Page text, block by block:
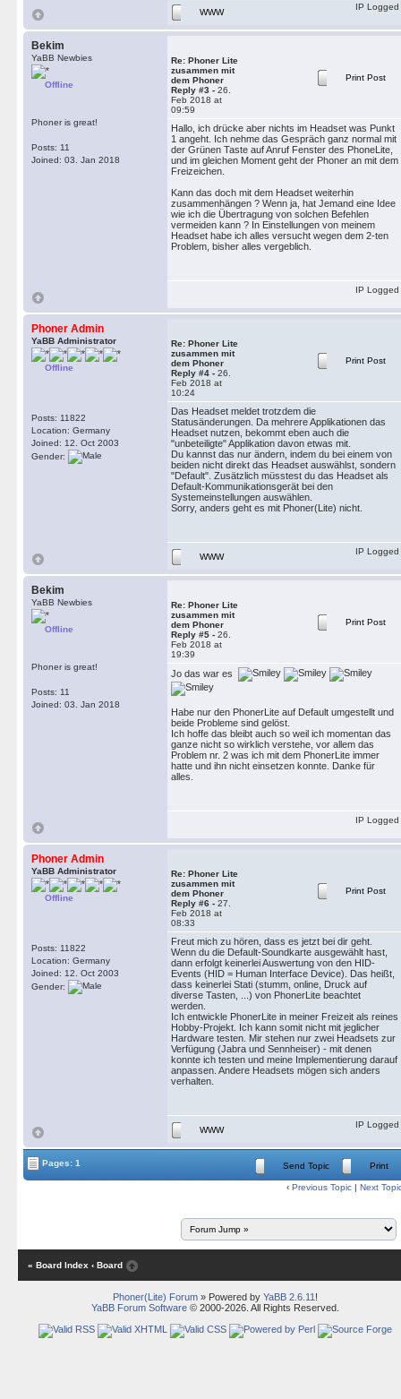
WWW
IP Logged
Bekim
YaBB Newbies
Offline
Phoner is great!
Posts: 11
Joined: 03. Jan 2018
Re: Phoner Lite
zusammen mit
dem Phoner
Reply #3 - 26.
Feb 2018 at
09:59
Print Post
Hallo, ich drücke aber nichts im Headset was Punkt
1 angeht. Ich nehme das Gespräch ganz normal mit
der Grünen Taste auf Anruf Fenster des PhoneLite,
und im gleichen Moment geht der Phoner an mit dem
Freizeichen.
Kann das doch mit dem Headset weiterhin
zusammenhängen ? Wenn ja, hat Jemand eine Idee
wie ich die Übertragung von solchen Befehlen
vermeiden kann ? In Einstellungen von meinem
Headset habe ich alles versucht wegen dem 2-ten
Problem, bisher alles vergeblich.
IP Logged
Phoner Admin
YaBB Administrator
Offline
Posts: 11822
Location: Germany
Joined: 12. Oct 2003
Gender:
Re: Phoner Lite
zusammen mit
dem Phoner
Reply #4 - 26.
Feb 2018 at
10:24
Print Post
Das Headset meldet trotzdem die
Statusänderungen. Da mehrere Applikationen das
Headset nutzen, bekommt eben auch die
"unbeteiligte" Applikation davon etwas mit.
Du kannst das nur ändern, indem du bei einem von
beiden nicht direkt das Headset auswählst, sondern
"Default". Zusätzlich müsstest du das Headset als
Default-Kommunikationsgerät bei den
Systemeinstellungen auswählen.
Sorry, anders geht es mit Phoner(Lite) nicht.
WWW
IP Logged
Bekim
YaBB Newbies
Offline
Phoner is great!
Posts: 11
Joined: 03. Jan 2018
Re: Phoner Lite
zusammen mit
dem Phoner
Reply #5 - 26.
Feb 2018 at
19:39
Print Post
Jo das war es
Habe nur den PhonerLite auf Default umgestellt und
beide Probleme sind gelöst.
Ich hoffe das bleibt auch so weil ich momentan das
ganze nicht so wirklich verstehe, vor allem das
Problem nr. 2 was ich mit dem PhonerLite immer
hatte und ihn nicht einsetzen konnte. Danke für
alles.
IP Logged
Phoner Admin
YaBB Administrator
Offline
Posts: 11822
Location: Germany
Joined: 12. Oct 2003
Gender:
Re: Phoner Lite
zusammen mit
dem Phoner
Reply #6 - 27.
Feb 2018 at
08:33
Print Post
Freut mich zu hören, dass es jetzt bei dir geht.
Wenn du die Default-Soundkarte ausgewählt hast,
dann erfolgt keinerlei Auswertung von den HID-
Events (HID = Human Interface Device). Das heißt,
dass keinerlei Stati (stumm, online, Druck auf
diverse Tasten, ...) von PhonerLite beachtet
werden.
Ich entwickle PhonerLite in meiner Freizeit als reines
Hobby-Projekt. Ich kann somit nicht mit jeglicher
Hardware testen. Mir stehen nur zwei Headsets zur
Verfügung (Jabra und Sennheiser) - mit denen
konnte ich testen und meine Implementierung darauf
anpassen. Andere Headsets mögen sich anders
verhalten.
WWW
IP Logged
Pages: 1 Send Topic Print
‹ Previous Topic | Next
« Board Index ‹ Board
Phoner(Lite) Forum» Powered by YaBB 2.6.11 !
YaBB Forum Software© 2000-2026. All Rights Reserved.